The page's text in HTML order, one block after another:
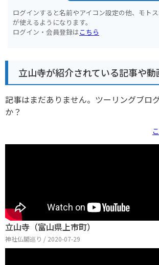
ログインすると名前やアイコン設定の他、モト
が使えるようになります。
ログイン・会員登録はこちら
立山寺が紹介されている記事や動
記事はまだありません。ツーリングブロ
か？
立山寺（富山県上市町）
神社仏閣巡り / 2020-07-29